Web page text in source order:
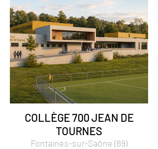
COLLÈGE 700 JEAN DE
TOURNES
Fontaines-sur-Saône (69)